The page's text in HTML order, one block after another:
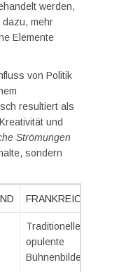
werden,
mehr
Elemente
von Politik
resultiert als
und
Strömungen
sondern
FRANKREICH
Traditionelle und
opulente
Bühnenbilder